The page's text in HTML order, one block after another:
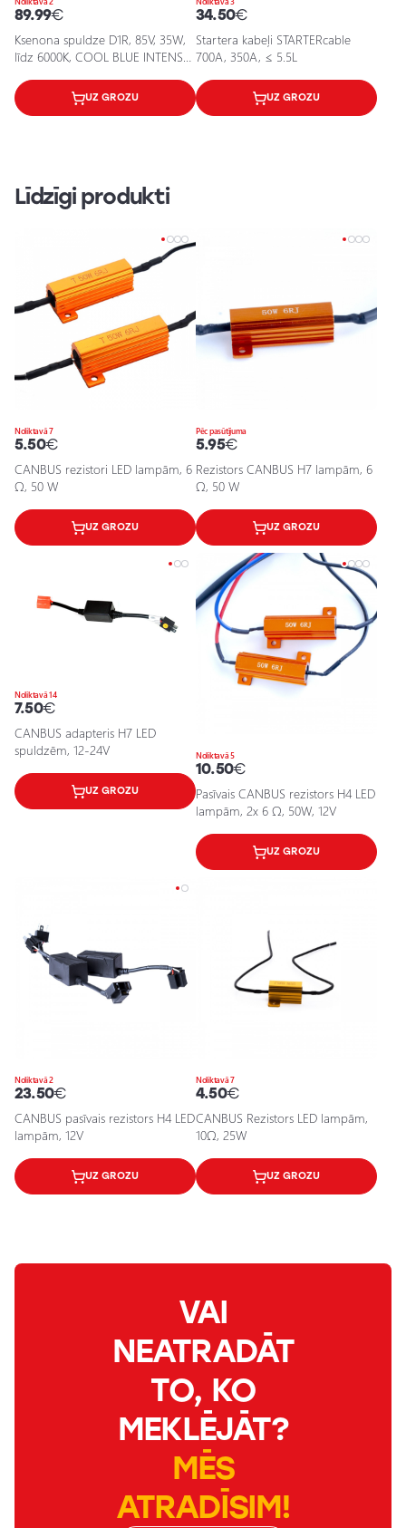
89.99€
Ksenona spuldze D1R, 85V, 35W,
līdz 6000К, COOL BLUE INTENSE
UZ GROZU
34.50€
Startera kabeļi STARTERcable
700A, 350A, ≤ 5.5L
UZ GROZU
Līdzīgi produkti
Noliktavā 7
5.50€
CANBUS rezistori LED lampām, 6
Ω, 50 W
UZ GROZU
Pēc pasūtījuma
5.95€
Rezistors CANBUS H7 lampām, 6
Ω, 50 W
UZ GROZU
Noliktavā 14
7.50€
CANBUS adapteris H7 LED
spuldzēm, 12-24V
UZ GROZU
Noliktavā 5
10.50€
Pasīvais CANBUS rezistors H4 LED
lampām, 2x 6 Ω, 50W, 12V
UZ GROZU
Noliktavā 2
23.50€
CANBUS pasīvais rezistors H4 LED
lampām, 12V
UZ GROZU
Noliktavā 7
4.50€
CANBUS Rezistors LED lampām,
10Ω, 25W
UZ GROZU
VAI
NEATRADĀT
TO, KO
MEKLĒJĀT?
MĒS
ATRADĪSIM!